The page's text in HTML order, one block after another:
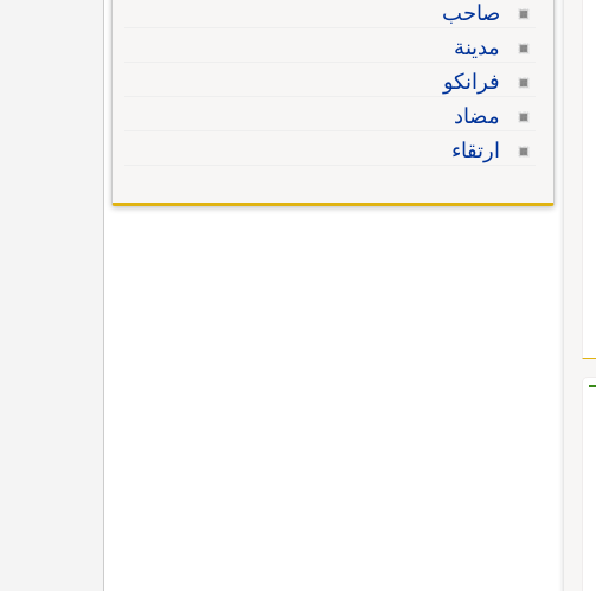
صاحب
مدينة
فرانكو
مضاد
ارتقاء